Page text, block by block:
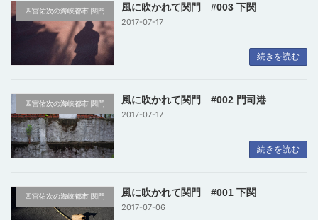
四宮佑次の海峡都市 関門 風に吹かれて関門 #003 下関
2017-07-17
続きを読む
四宮佑次の海峡都市 関門 風に吹かれて関門 #002 門司港
2017-07-17
続きを読む
四宮佑次の海峡都市 関門 風に吹かれて関門 #001 下関
2017-07-06